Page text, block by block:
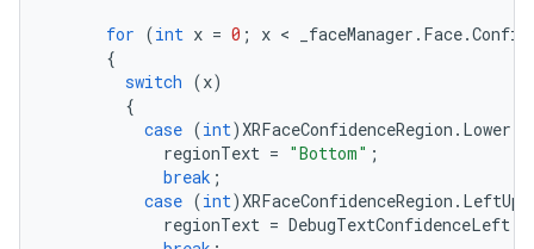
for (int x = 0 ; x < _faceManager . Face.
{
switch (x)
{
case (int)XRFaceConfidenceRegion . Lower
regionText = "Bottom" ;
break ;
case (int)XRFaceConfidenceRegion .
regionText = DebugTextConfidenceLeft